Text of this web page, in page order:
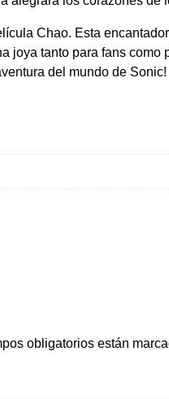
d
a
d
Chao. Esta
tanto para fans
del mundo de Sonic!
obligatorios están